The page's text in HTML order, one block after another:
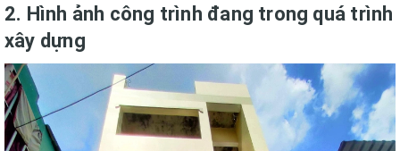
2. Hình ảnh công trình đang trong quá trình
xây dựng